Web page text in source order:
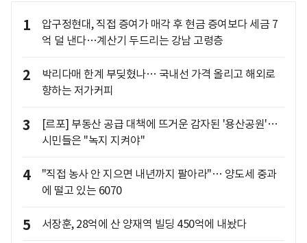
1
압구정현대, 직접 증여가 매각 후 현금 증여보다 세금 7
억 덜 낸다…계산기 두드리는 강남 고령층
2
박리다매 한계 부딪혔나… 국내선 가격 올리고 해외로
향하는 저가커피
3
[르포] 부동산 공급 대책에 뜨거운 감자된 '용산공원'…
시민들은 "녹지 지켜야"
4
"직접 농사 안 지으면 내년까지 팔아라"… 양도세 중과
에 떨고 있는 6070
5 서장훈, 28억에 산 양재역 빌딩 450억에 내놨다